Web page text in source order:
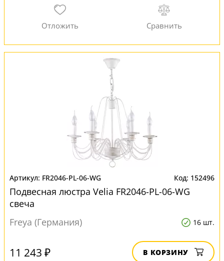
FR2046-PL-06-WG 152496
Подвесная люстра Velia FR2046-PL-06-WG
свеча
Freya (Германия)
16 шт.
11 243 ₽ В КОРЗИНУ